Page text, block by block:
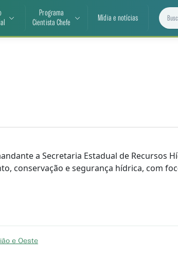
Programa
Cientista Chefe
Mídia e notícias
a Secretaria Estadual de Recursos
conservação e segurança hídrica, com
e Oeste